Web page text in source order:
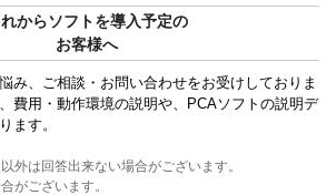
からソフトを導入予定の
お客様へ
み、ご相談・お問い合わせをお受けしておりま
費用・動作環境の説明や、PCAソフトの説明デ
ます。
外は回答出来ない場合がございます。
がございます。